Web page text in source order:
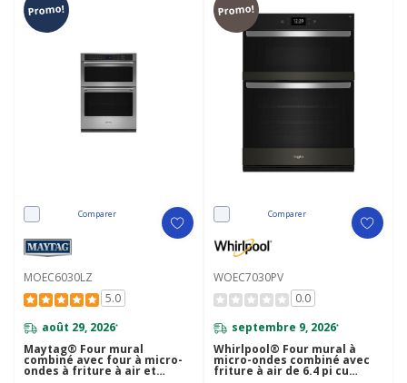
Promo!
Comparer
MOEC6030LZ
5.0
août 29, 2026*
Maytag® Four mural
combiné avec four à micro-
ondes à friture à air et
Promo!
Comparer
WOEC7030PV
0.0
septembre 9, 2026*
Whirlpool® Four mural à
micro-ondes combiné avec
friture à air de 6.4 pi cu